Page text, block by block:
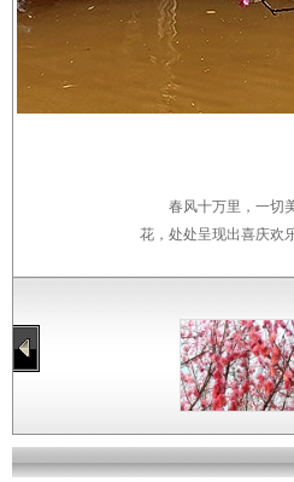
春风十万里，一切
花，处处呈现出喜庆欢